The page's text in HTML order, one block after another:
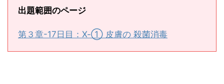
出題範囲のページ
第３章-17日目：Ⅹ-① 皮膚の 殺菌消毒